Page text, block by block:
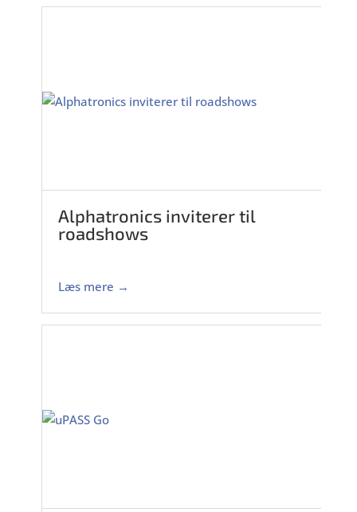
Alphatronics inviterer til
roadshows
Læs mere →